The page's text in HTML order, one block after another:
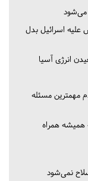
می‌شود
علیه اسرائیل بدل
انرژی آسیا
مهمترین مسئله
همیشه همراه
نمی‌شود